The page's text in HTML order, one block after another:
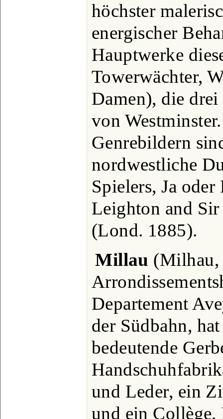
höchster
energischer
Hauptwerke
Towerwächter,
Damen), die
von
Genrebildern
nordwestliche
Spielers, Ja
Leighton and
(Lond. 1885).
Millau (Milhau,
Departement
der Südbahn,
bedeutende
und Leder, ein
und ein Collège.